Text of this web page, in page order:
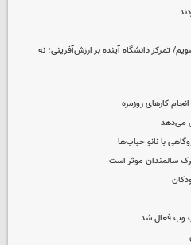
تمرکز دانشگاه آینده بر ارزش‌آفرینی؛ نه
کارهای روزمره
می‌دهد
سالمندان موثر است
وب فعال شد